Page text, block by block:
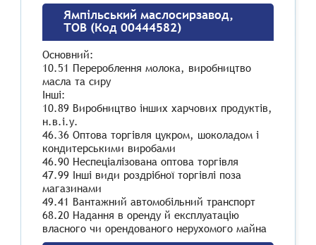
Ямпільський маслосирзавод,
ТОВ (Код 00444582)
Основний:
10.51 Перероблення молока, виробництво
масла та сиру
Інші:
10.89 Виробництво інших харчових продуктів,
н.в.і.у.
46.36 Оптова торгівля цукром, шоколадом і
кондитерськими виробами
46.90 Неспеціалізована оптова торгівля
47.99 Інші види роздрібної торгівлі поза
магазинами
49.41 Вантажний автомобільний транспорт
68.20 Надання в оренду й експлуатацію
власного чи орендованого нерухомого майна